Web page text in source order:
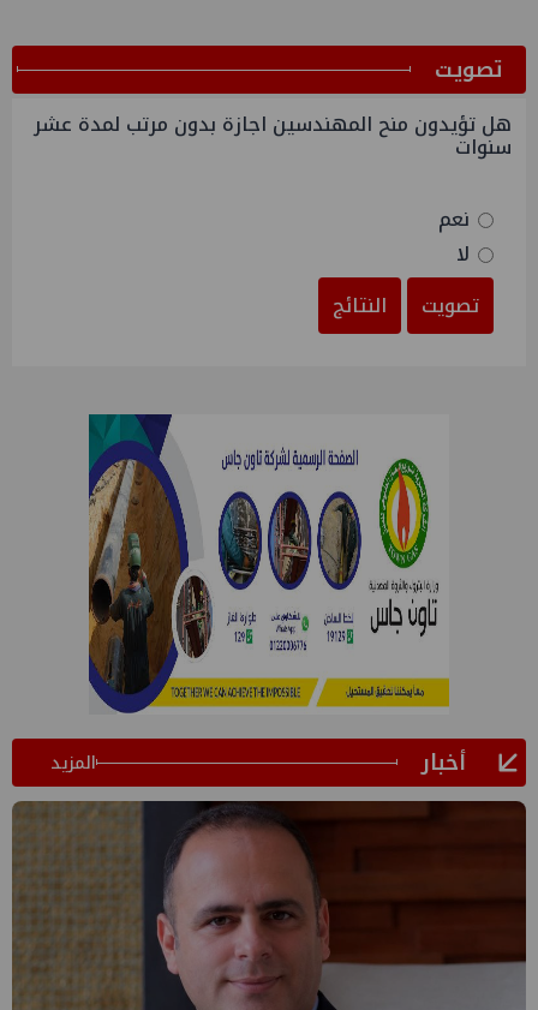
ﺗﺼﻮﻳﺖ
هل تؤيدون منح المهندسين اجازة بدون مرتب لمدة عشر
سنوات
نعم
لا
تصويت
النتائج
أخبار المزيد